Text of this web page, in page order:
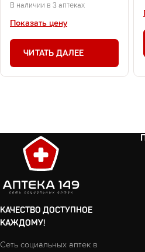
В наличии в 3 аптеках
Показать цену
ЧИТАТЬ ДАЛЕЕ
КАЧЕСТВО ДОСТУПНОЕ
КАЖДОМУ!
Сеть социальных аптек в